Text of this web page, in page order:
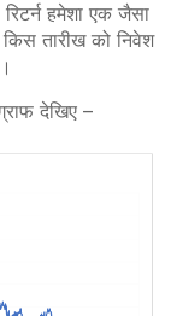
हमेशा एक जैसा
तारीख को निवेश
देखिए –